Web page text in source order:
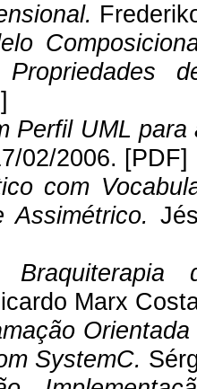
]
Perfil UML
02/2006. [PDF]
com
Assimétrico.
Marx
SystemC.